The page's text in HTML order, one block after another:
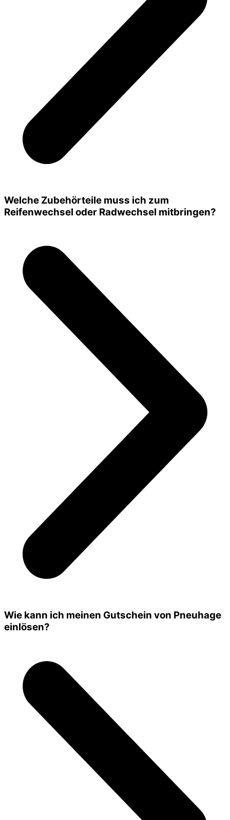
Welche Zubehörteile muss ich zum
Reifenwechsel oder Radwechsel mitbringen?
Wie kann ich meinen Gutschein von Pneuhage
einlösen?